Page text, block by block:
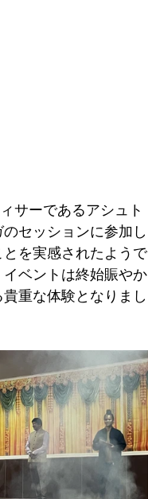
サーであるアシュト
セッションに参加し
を実感されたようで
ベントは終始賑やか
重な体験となりまし